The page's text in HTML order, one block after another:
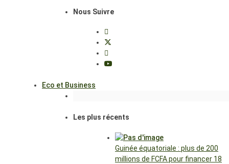
Nous Suivre
Eco et Business
Les plus récents
Guinée équatoriale : plus de 200
millions de FCFA pour financer 18